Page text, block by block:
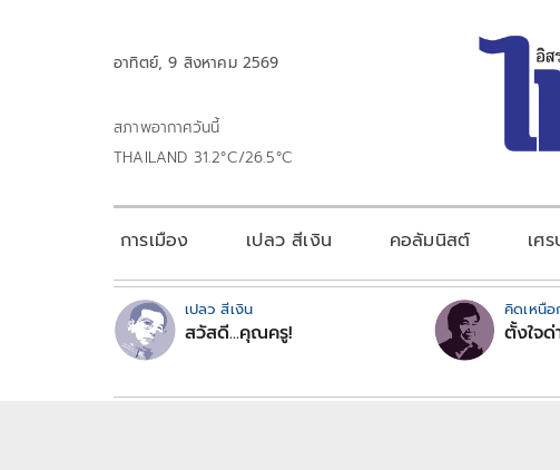
อาทิตย์, 9 สิงหาคม 2569
สภาพอากาศวันนี้
THAILAND 31.2°C/26.5°C
การเมือง เปลว สีเงิน คอลัมนิสต์ เศ
เปลว สีเงิน
สวัสดี...คุณครู!
คิดเหนือ
ตั้งใจด่